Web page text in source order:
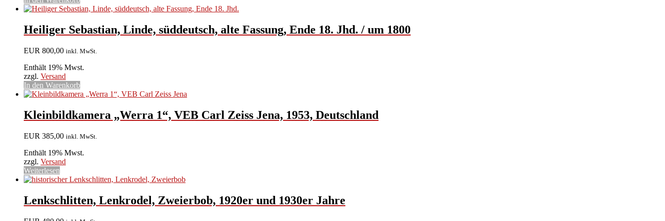
Heiliger Sebastian, Linde, süddeutsch, alte Fassung, Ende 18. Jhd. / um 1800
EUR 800,00 inkl. MwSt.
Enthält 19% Mwst.
zzgl. Versand
In den Warenkorb
Kleinbildkamera „Werra 1“, VEB Carl Zeiss Jena, 1953, Deutschland
EUR 385,00 inkl. MwSt.
Enthält 19% Mwst.
zzgl. Versand
Weiterlesen
Lenkschlitten, Lenkrodel, Zweierbob, 1920er und 1930er Jahre